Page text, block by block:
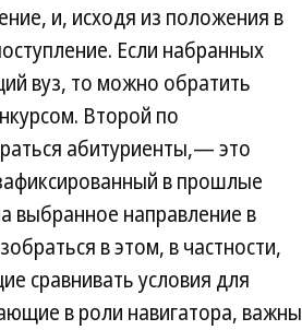
и, исходя из положения в
Если набранных
вуз, то можно обратить
Второй по
абитуриенты,— это
в прошлые
выбранное направление в
в этом, в частности,
сравнивать условия для
в роли навигатора, важны